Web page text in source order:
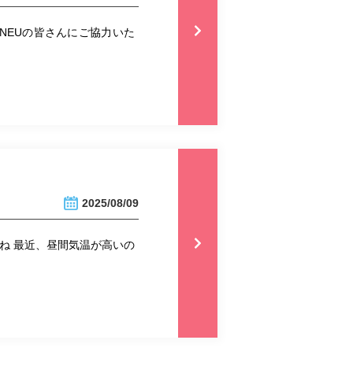
の皆さんにご協力いた
2025/08/09
最近、昼間気温が高いの